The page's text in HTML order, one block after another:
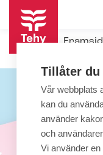
Hoppa
huvudinnehåll
Tillåter du
Vår webbplats
kan du
använder
och
Vi använder